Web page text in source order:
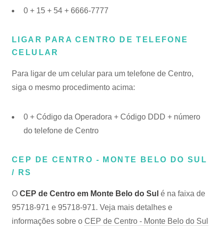
0 + 15 + 54 + 6666-7777
LIGAR PARA CENTRO DE TELEFONE
CELULAR
Para ligar de um celular para um telefone de Centro,
siga o mesmo procedimento acima:
0 + Código da Operadora + Código DDD + número
do telefone de Centro
CEP DE CENTRO - MONTE BELO DO SUL
/ RS
O CEP de Centro em Monte Belo do Sul é na faixa de
95718-971 e 95718-971. Veja mais detalhes e
informações sobre o CEP de Centro - Monte Belo do Sul